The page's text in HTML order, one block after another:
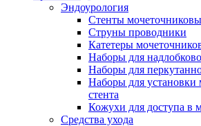
Эндоурология
Стенты
Струны проводники
Катетеры
Наборы для
Наборы для
Наборы для установки
стента
Кожухи для доступа в
Средства ухода